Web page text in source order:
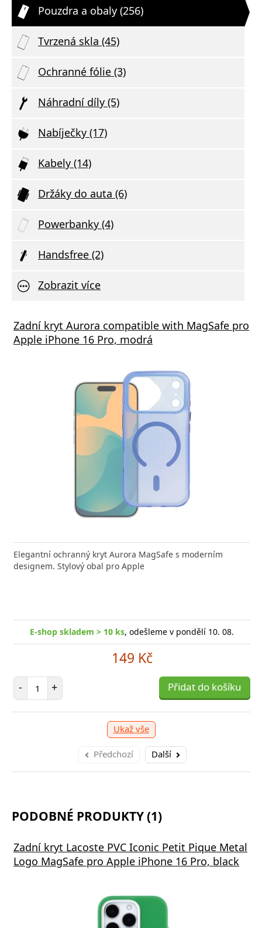
Pouzdra a obaly (256)
Tvrzená skla (45)
Ochranné fólie (3)
Náhradní díly (5)
Nabíječky (17)
Kabely (14)
Držáky do auta (6)
Powerbanky (4)
Handsfree (2)
Zobrazit více
Zadní kryt Aurora compatible with MagSafe pro
Apple iPhone 16 Pro, modrá
Elegantní ochranný kryt Aurora MagSafe s moderním
designem. Stylový obal pro Apple
E-shop skladem > 10 ks, odešleme v pondělí 10. 08.
149 Kč
- Počet položek
+ Přidat do košíku
Ukaž vše
Předchozí Další
nabíječka FIXED s 2xUSB výstupem, 17W
Rapid Charge, bílá
FIXED zajistí rychlé a bezpečné nabíjení
moderního smartphonu,
249 Kč
PODOBNÉ PRODUKTY (1)
Zadní kryt Lacoste PVC Iconic Petit Pique Metal
Logo MagSafe pro Apple iPhone 16 Pro, black